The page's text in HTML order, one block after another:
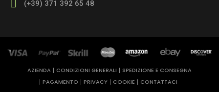
(+39) 371 392 65 48
AZIENDA CONDIZIONI GENERALI
SPEDIZIONE E CONSEGNA
PAGAMENTO
PRIVACY COOKIE CONTATTACI